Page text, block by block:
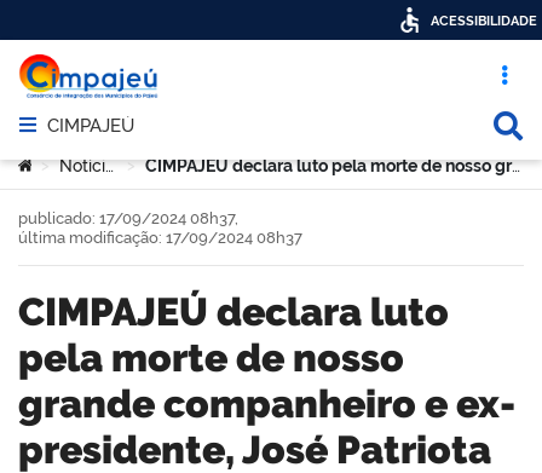
Acesso
Abrir menu principal de navegação
CIMPAJEÚ
Você está aqui:
> Notícias > CIMPAJEÚ declara luto pela morte de nosso grande companheiro e ex-presidente, José Patriota
CIMPAJEÚ declara luto
pela morte de nosso
grande companheiro e ex-
presidente, José Patriota
publicado: 17/09/2024 08h37,
última modificação: 17/09/2024 08h37
ACESSIBILIDADE